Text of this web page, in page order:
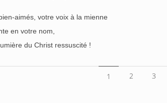
aimés, votre voix à la mienne
en votre nom,
du Christ ressuscité !
1 2 3